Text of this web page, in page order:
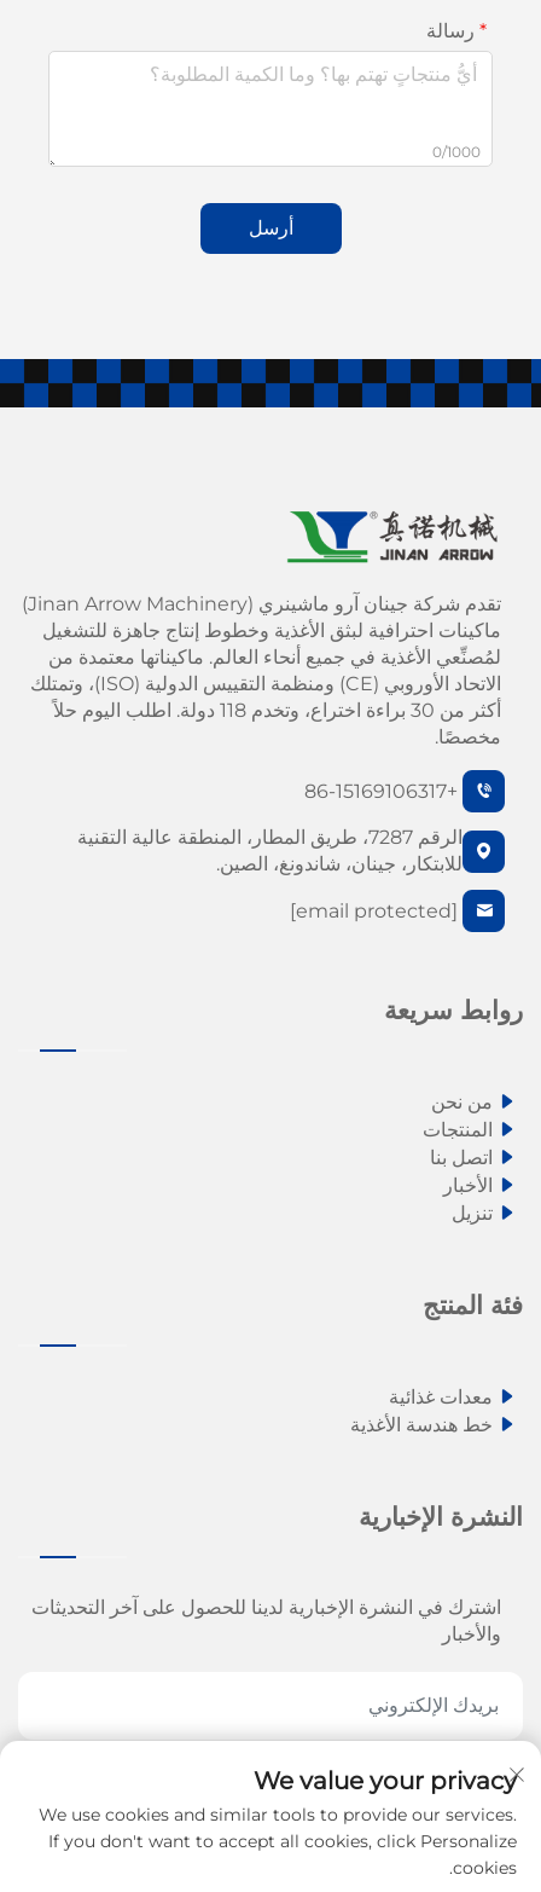
رسالة
0/1000
أرسل
تقدم شركة جينان آرو ماشينري (Jinan Arrow Machinery)
ماكينات احترافية لبثق الأغذية وخطوط إنتاج جاهزة للتشغيل
لمُصنِّعي الأغذية في جميع أنحاء العالم. ماكيناتها معتمدة من
الاتحاد الأوروبي (CE) ومنظمة التقييس الدولية (ISO)، وتمتلك
أكثر من 30 براءة اختراع، وتخدم 118 دولة. اطلب اليوم حلاً
مخصصًا.
+86-15169106317
الرقم 7287، طريق المطار، المنطقة عالية التقنية
للابتكار، جينان، شاندونغ، الصين.
[email protected]
روابط سريعة
من نحن
المنتجات
اتصل بنا
الأخبار
تنزيل
فئة المنتج
معدات غذائية
خط هندسة الأغذية
النشرة الإخبارية
اشترك في النشرة الإخبارية لدينا للحصول على آخر التحديثات
والأخبار
اشترك الآن
We value your privacy
We use cookies and similar tools to provide our services.
If you don't want to accept all cookies, click Personalize
cookies.